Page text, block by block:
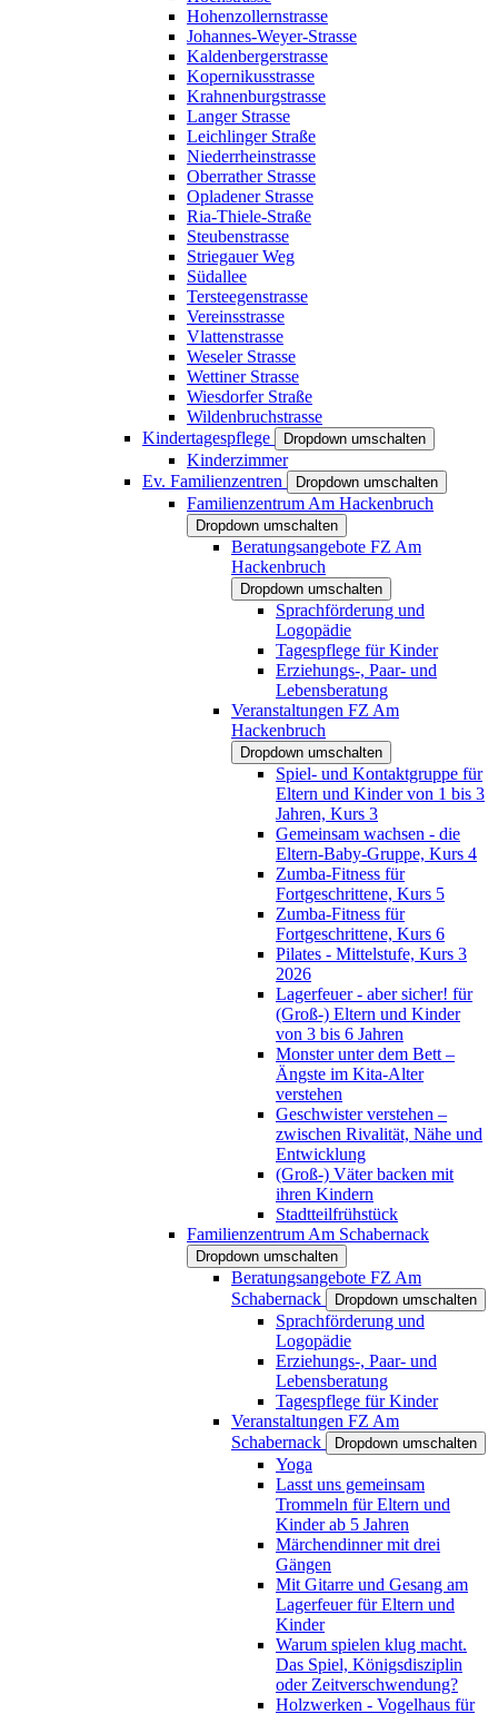
Hohenzollernstrasse
Johannes-Weyer-Strasse
Kaldenbergerstrasse
Kopernikusstrasse
Krahnenburgstrasse
Langer Strasse
Leichlinger Straße
Niederrheinstrasse
Oberrather Strasse
Opladener Strasse
Ria-Thiele-Straße
Steubenstrasse
Striegauer Weg
Südallee
Tersteegenstrasse
Vereinsstrasse
Vlattenstrasse
Weseler Strasse
Wettiner Strasse
Wiesdorfer Straße
Wildenbruchstrasse
Kindertagespflege
Dropdown umschalten
Kinderzimmer
Ev. Familienzentren
Dropdown umschalten
Familienzentrum Am Hackenbruch
Dropdown umschalten
Beratungsangebote FZ Am
Hackenbruch
Dropdown umschalten
Sprachförderung und
Logopädie
Tagespflege für Kinder
Erziehungs-, Paar- und
Lebensberatung
Veranstaltungen FZ Am
Hackenbruch
Dropdown umschalten
Spiel- und Kontaktgruppe für
Eltern und Kinder von 1 bis 3
Jahren, Kurs 3
Gemeinsam wachsen - die
Eltern-Baby-Gruppe, Kurs 4
Zumba-Fitness für
Fortgeschrittene, Kurs 5
Zumba-Fitness für
Fortgeschrittene, Kurs 6
Pilates - Mittelstufe, Kurs 3
2026
Lagerfeuer - aber sicher! für
(Groß-) Eltern und Kinder
von 3 bis 6 Jahren
Monster unter dem Bett –
Ängste im Kita-Alter
verstehen
Geschwister verstehen –
zwischen Rivalität, Nähe und
Entwicklung
(Groß-) Väter backen mit
ihren Kindern
Stadtteilfrühstück
Familienzentrum Am Schabernack
Dropdown umschalten
Beratungsangebote FZ Am
Schabernack
Dropdown umschalten
Sprachförderung und
Logopädie
Erziehungs-, Paar- und
Lebensberatung
Tagespflege für Kinder
Veranstaltungen FZ Am
Schabernack
Dropdown umschalten
Yoga
Lasst uns gemeinsam
Trommeln für Eltern und
Kinder ab 5 Jahren
Märchendinner mit drei
Gängen
Mit Gitarre und Gesang am
Lagerfeuer für Eltern und
Kinder
Warum spielen klug macht.
Das Spiel, Königsdisziplin
oder Zeitverschwendung?
Holzwerken - Vogelhaus für